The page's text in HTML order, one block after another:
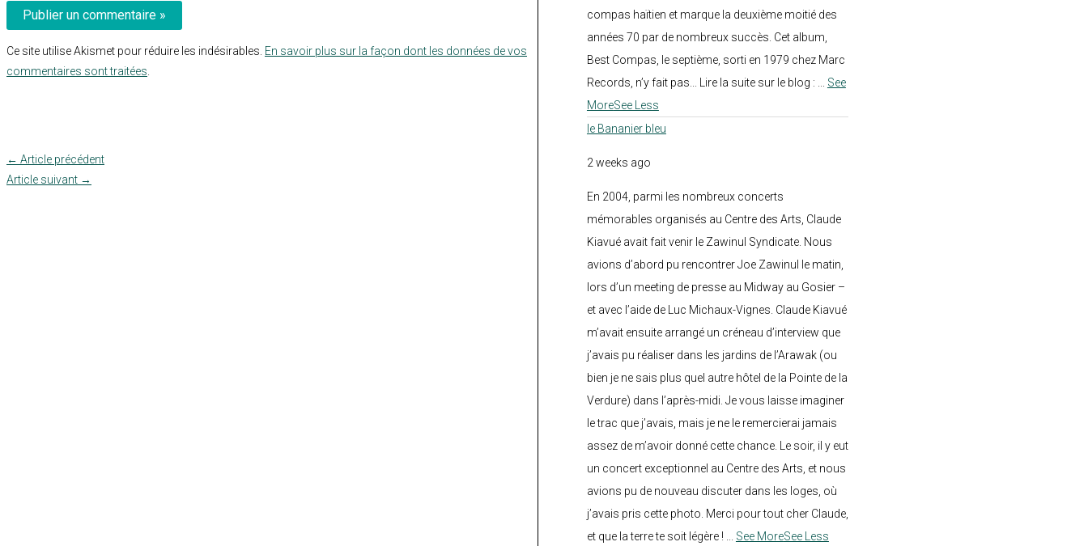
Ce site utilise Akismet pour réduire les indésirables. En savoir plus sur la façon dont les données de vos
commentaires sont traitées.
← Article précédent
Article suivant →
compas haïtien et marque la deuxième moitié des
années 70 par de nombreux succès. Cet album,
Best Compas, le septième, sorti en 1979 chez Marc
Records, n’y fait pas... Lire la suite sur le blog : ... See
MoreSee Less
le Bananier bleu
2 weeks ago
En 2004, parmi les nombreux concerts
mémorables organisés au Centre des Arts, Claude
Kiavué avait fait venir le Zawinul Syndicate. Nous
avions d’abord pu rencontrer Joe Zawinul le matin,
lors d’un meeting de presse au Midway au Gosier –
et avec l’aide de Luc Michaux-Vignes. Claude Kiavué
m’avait ensuite arrangé un créneau d’interview que
j’avais pu réaliser dans les jardins de l’Arawak (ou
bien je ne sais plus quel autre hôtel de la Pointe de la
Verdure) dans l’après-midi. Je vous laisse imaginer
le trac que j’avais, mais je ne le remercierai jamais
assez de m’avoir donné cette chance. Le soir, il y eut
un concert exceptionnel au Centre des Arts, et nous
avions pu de nouveau discuter dans les loges, où
j’avais pris cette photo. Merci pour tout cher Claude,
et que la terre te soit légère ! ... See MoreSee Less